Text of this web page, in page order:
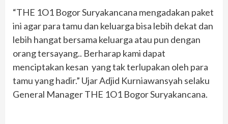
“THE 1O1 Bogor Suryakancana mengadakan paket
ini agar para tamu dan keluarga bisa lebih dekat dan
lebih hangat bersama keluarga atau pun dengan
orang tersayang.. Berharap kami dapat
menciptakan kesan yang tak terlupakan oleh para
tamu yang hadir.” Ujar Adjid Kurniawansyah selaku
General Manager THE 1O1 Bogor Suryakancana.